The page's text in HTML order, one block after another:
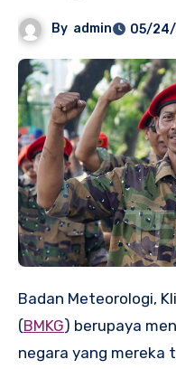
By admin 05/
Badan Meteorologi, Klimatologi, dan Geofisika
(BMKG) berupaya
negara yang mereka